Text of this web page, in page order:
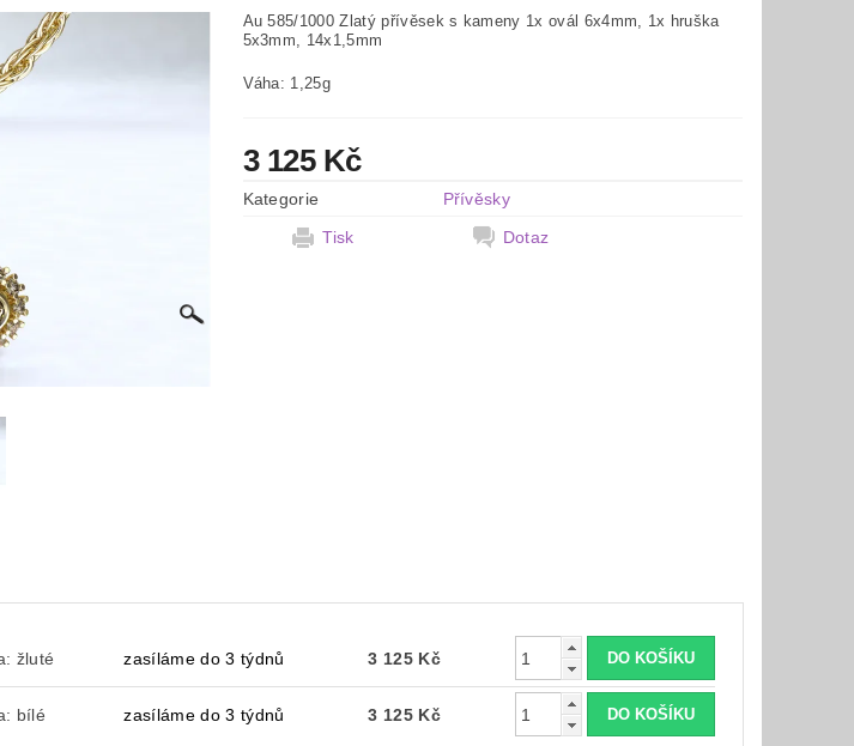
Au 585/1000 Zlatý přívěsek s kameny 1x ovál 6x4mm, 1x hruška
5x3mm, 14x1,5mm
Váha: 1,25g
3 125 Kč
Kategorie
Přívěsky
Tisk
Dotaz
žluté zasíláme do 3 týdnů 3 125 Kč
bílé zasíláme do 3 týdnů 3 125 Kč